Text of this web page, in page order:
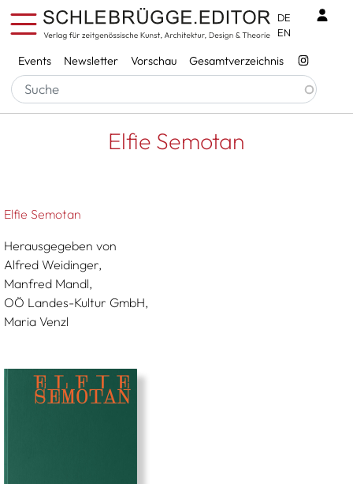
Direkt zum Inhalt
Services
Events Newsletter Vorschau Gesamtverzeichnis
DE
EN
Pfadnavigation
Startseite Elfie Semotan
Elfie Semotan
Elfie Semotan
Herausgegeben von
Alfred Weidinger,
Manfred Mandl,
OÖ Landes-Kultur GmbH,
Maria Venzl